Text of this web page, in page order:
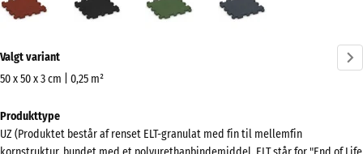
(active)
information
om
Vis
farvepalette
Valgt variant
50 x 50 x 3 cm | 0,25 m²
til
forsendelse
Produkttype
UZ (Produktet består af renset ELT-granulat med fin til mellemfin